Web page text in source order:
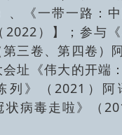
、《一带一路：
2022）】；参与
三卷、第四卷）
址《伟大的开端
列》（2021）阿
状病毒走啦》（